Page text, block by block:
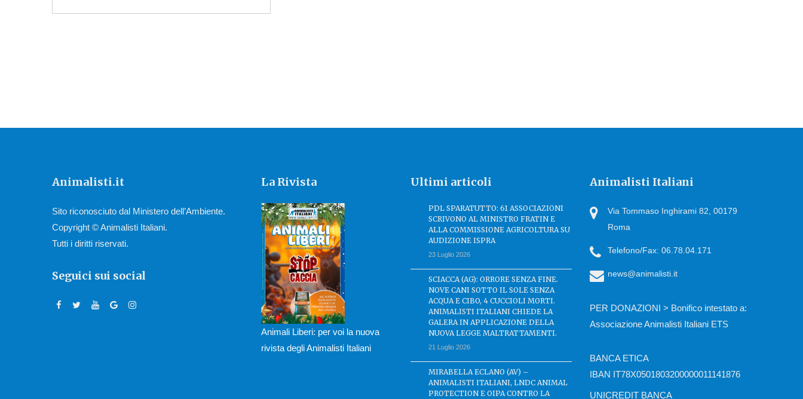
Animalisti.it
Sito riconosciuto dal Ministero dell’Ambiente.
Copyright © Animalisti Italiani.
Tutti i diritti riservati.
Seguici sui social
La Rivista
Animali Liberi: per voi la nuova
rivista degli Animalisti Italiani
Ultimi articoli
PDL SPARATUTTO: 61 ASSOCIAZIONI
SCRIVONO AL MINISTRO FRATIN E
ALLA COMMISSIONE AGRICOLTURA SU
AUDIZIONE ISPRA
23 Luglio 2026
SCIACCA (AG): ORRORE SENZA FINE.
NOVE CANI SOTTO IL SOLE SENZA
ACQUA E CIBO, 4 CUCCIOLI MORTI.
ANIMALISTI ITALIANI CHIEDE LA
GALERA IN APPLICAZIONE DELLA
NUOVA LEGGE MALTRATTAMENTI.
21 Luglio 2026
MIRABELLA ECLANO (AV) –
ANIMALISTI ITALIANI, LNDC ANIMAL
PROTECTION E OIPA CONTRO LA
Animalisti Italiani
Via Tommaso Inghirami 82, 00179
Roma
Telefono/Fax: 06.78.04.171
news@animalisti.it
PER DONAZIONI > Bonifico intestato a:
Associazione Animalisti Italiani ETS
BANCA ETICA
IBAN IT78X0501803200000011141876
UNICREDIT BANCA